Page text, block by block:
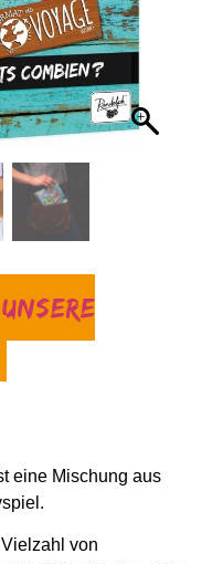
eine Mischung aus
von